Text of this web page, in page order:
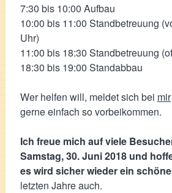
7:30 bis 10:00 Aufbau
10:00 bis 11:00 Standbetreuung
Uhr)
11:00 bis 18:30 Standbetreuung
18:30 bis 19:00 Standabbau
Wer helfen will, meldet sich bei mir
gerne einfach so vorbeikommen.
Ich freue mich auf viele
Samstag, 30. Juni 2018 und
es wird sicher wieder ein
letzten Jahre auch.